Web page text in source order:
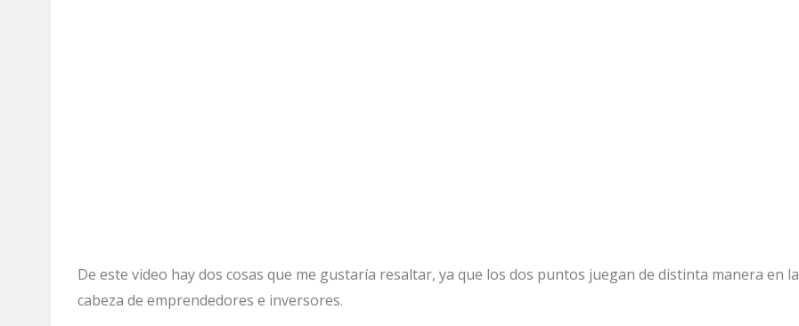
De este video hay dos cosas que me gustaría resaltar, ya que los dos puntos juegan de distinta manera en la
cabeza de emprendedores e inversores.